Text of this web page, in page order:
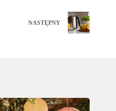
NASTĘPNY